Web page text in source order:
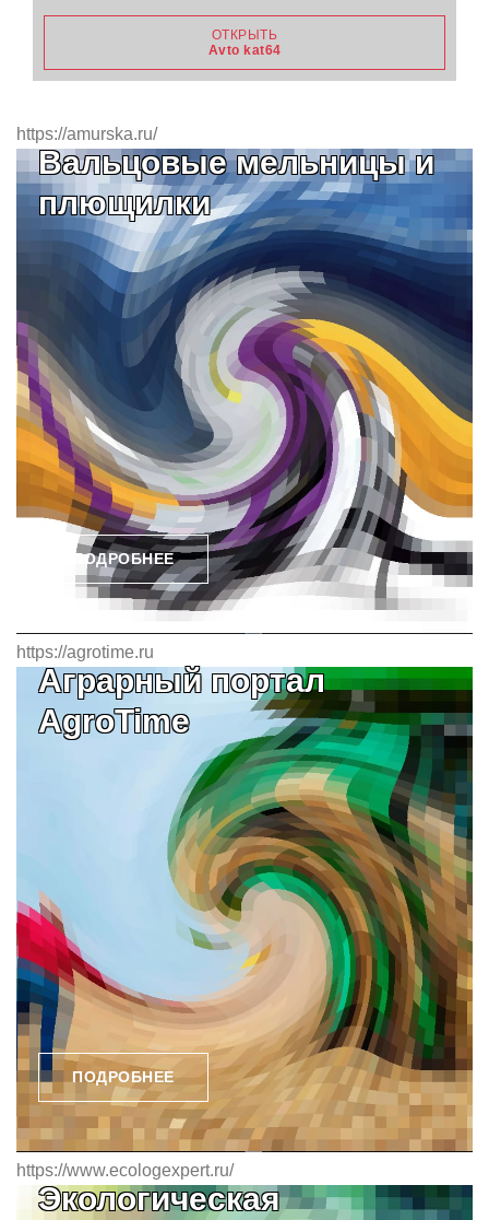
ОТКРЫТЬ
Avto kat64
https://amurska.ru/
Вальцовые мельницы и
плющилки
ПОДРОБНЕЕ
https://agrotime.ru
Аграрный портал
AgroTime
ПОДРОБНЕЕ
https://www.ecologexpert.ru/
Экологическая